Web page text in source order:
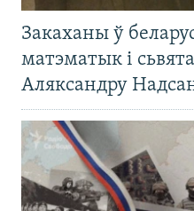
Закаханы ў
матэматык і
Аляксандру